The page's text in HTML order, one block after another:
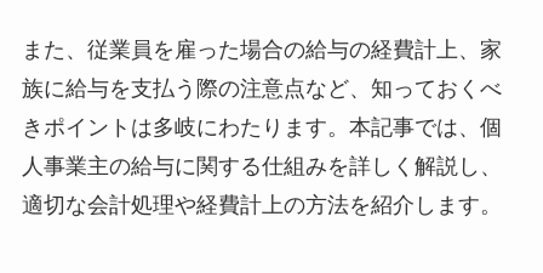
また、従業員を雇った場合の給与の経費計上、家
族に給与を支払う際の注意点など、知っておくべ
きポイントは多岐にわたります。本記事では、個
人事業主の給与に関する仕組みを詳しく解説し、
適切な会計処理や経費計上の方法を紹介します。